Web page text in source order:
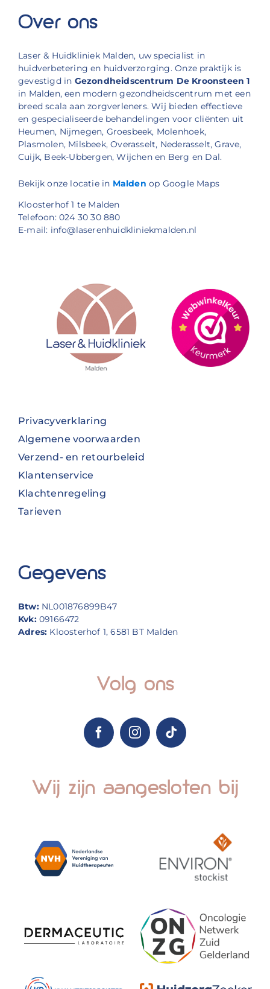
Over ons
Laser & Huidkliniek Malden, uw specialist in
huidverbetering en huidverzorging. Onze praktijk is
gevestigd in Gezondheidscentrum De Kroonsteen 1
in Malden, een modern gezondheidscentrum met een
breed scala aan zorgverleners. Wij bieden effectieve
en gespecialiseerde behandelingen voor cliënten uit
Heumen, Nijmegen, Groesbeek, Molenhoek,
Plasmolen, Milsbeek, Overasselt, Nederasselt, Grave,
Cuijk, Beek-Ubbergen, Wijchen en Berg en Dal.
Bekijk onze locatie in Malden op Google Maps
Kloosterhof 1 te Malden
Telefoon: 024 30 30 880
E-mail: info@laserenhuidkliniekmalden.nl
Privacyverklaring
Algemene voorwaarden
Verzend- en retourbeleid
Klantenservice
Klachtenregeling
Tarieven
Gegevens
Btw: NL001876899B47
Kvk:09166472
Adres: Kloosterhof 1, 6581 BT Malden
Volg ons
Wij zijn aangesloten bij